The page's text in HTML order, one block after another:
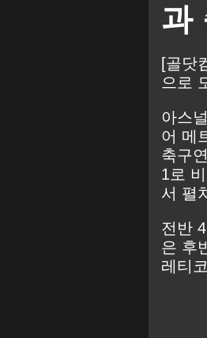
과
[골닷
으로
아스
어 메
축구
1로
서 펼
전반
은 후
레티